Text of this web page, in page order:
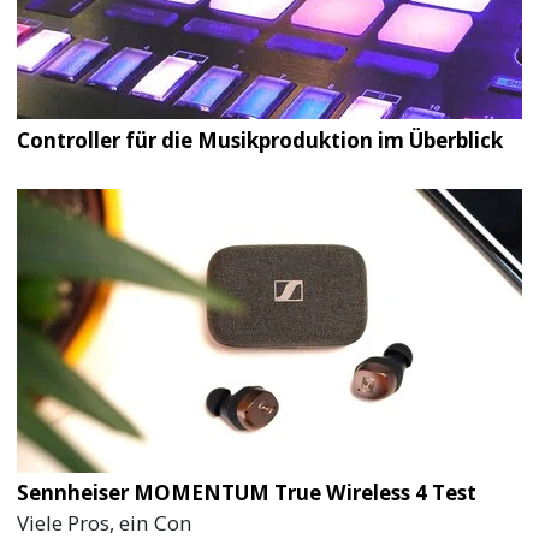
Controller für die Musikproduktion im Überblick
Sennheiser MOMENTUM True Wireless 4 Test
Viele Pros, ein Con